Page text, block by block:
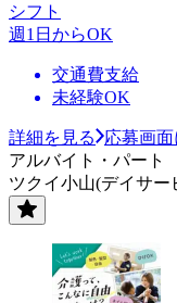
シフト
週1日からOK
交通費支給
未経験OK
詳細を見る
応募画
アルバイト・パート
ツクイ小山(デイサー